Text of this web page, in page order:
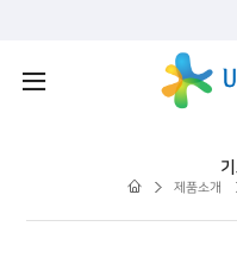
제품소개